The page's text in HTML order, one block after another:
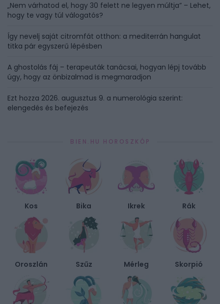
„Nem várhatod el, hogy 30 felett ne legyen múltja” – Lehet,
hogy te vagy túl válogatós?
Így nevelj saját citromfát otthon: a mediterrán hangulat
titka pár egyszerű lépésben
A ghostolás fáj – terapeuták tanácsai, hogyan lépj tovább
úgy, hogy az önbizalmad is megmaradjon
Ezt hozza 2026. augusztus 9. a numerológia szerint:
elengedés és befejezés
BIEN.HU HOROSZKÓP
Kos Bika Ikrek Rák
Oroszlán Szűz Mérleg Skorpió